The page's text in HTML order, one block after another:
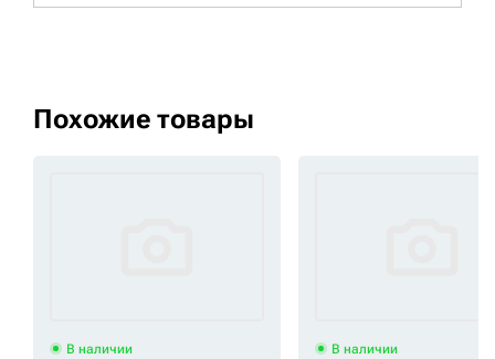
Похожие товары
В наличии
В наличии